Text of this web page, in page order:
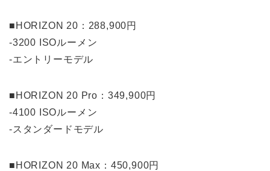
■HORIZON 20：288,900円
-3200 ISOルーメン
-エントリーモデル
■HORIZON 20 Pro：349,900円
-4100 ISOルーメン
-スタンダードモデル
■HORIZON 20 Max：450,900円